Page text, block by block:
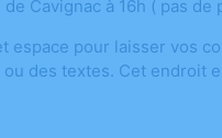
Cavignac à 16h ( pas
espace pour laisser vos
des textes. Cet endroit